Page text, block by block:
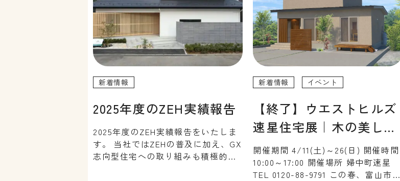
新着情報
2025年度のZEH実績報告
2025年度のZEH実績報告をいたしま
す。 当社ではZEHの普及に加え、GX
志向型住宅への取り組みも積極的に
新着情報 イベント
【終了】ウエストヒルズ
速星住宅展｜木の美しさ
を纏う 上質和モダンの家
開催期間 4/11(土)～26(日) 開催時間
10:00～17:00 開催場所 婦中町速星
TEL 0120-88-9791 この春、富山市婦